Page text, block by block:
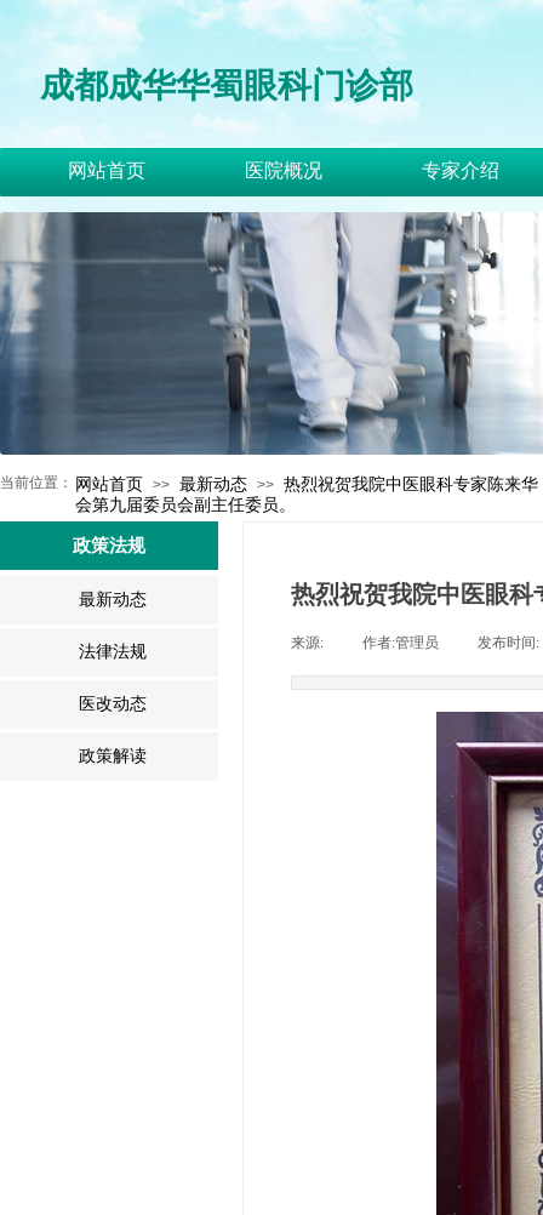
网站首页 >> 最新动态 >> 热烈祝贺我院中医眼科专家陈来
会第九届委员会副主任委员。
当前位置：
网站首页 医院概况 专家介绍
成都成华华蜀眼科门诊部
政策法规
最新动态
法律法规
医改动态
政策解读
热烈祝贺我院中医眼
来源: 作者:管理员 发布时间: